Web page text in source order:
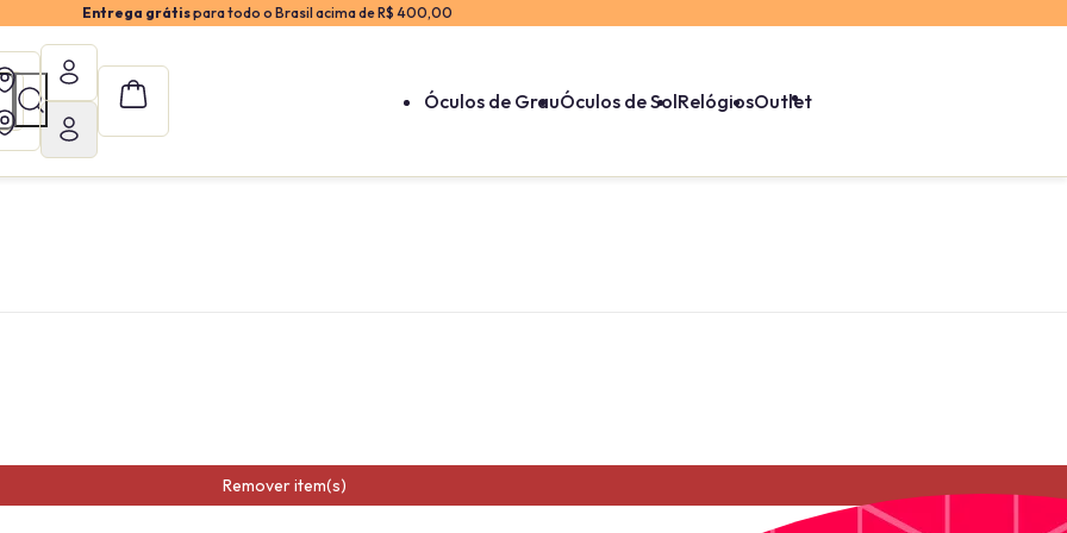
Entrega grátispara todo o Brasil acima de R$ 400,00
Óculos de GrauÓculos de SolRelógiosOutlet
Remover item(s)